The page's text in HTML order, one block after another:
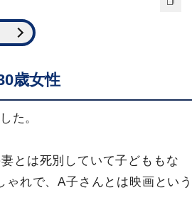
歳女性
た。
とは死別していて子どももな
れで、A子さんとは映画という